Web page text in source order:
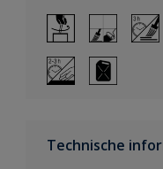
Technische